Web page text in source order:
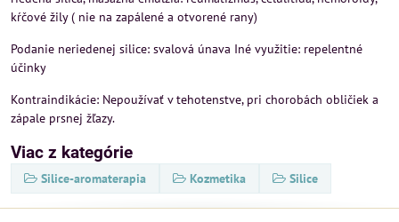
kŕčové žily ( nie na zapálené a otvorené rany)
Podanie neriedenej silice: svalová únava Iné využitie: repelentné
účinky
Kontraindikácie: Nepoužívať v tehotenstve, pri chorobách obličiek a
zápale prsnej žľazy.
Viac z kategórie
Silice-aromaterapia Kozmetika Silice